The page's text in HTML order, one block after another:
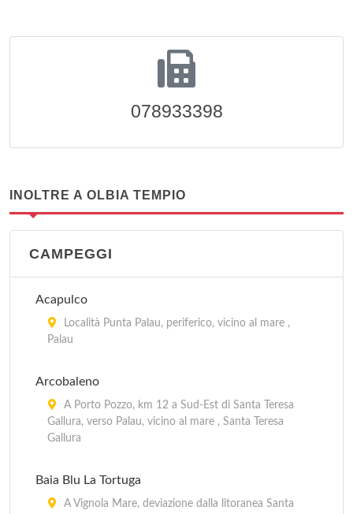
078933398
INOLTRE A OLBIA TEMPIO
CAMPEGGI
Acapulco
Località Punta Palau, periferico, vicino al mare ,
Palau
Arcobaleno
A Porto Pozzo, km 12 a Sud-Est di Santa Teresa
Gallura, verso Palau, vicino al mare , Santa Teresa
Gallura
Baia Blu La Tortuga
A Vignola Mare, deviazione dalla litoranea Santa